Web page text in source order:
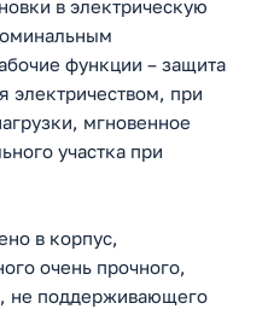
в электрическую
функции – защита
электричеством, при
мгновенное
участка при
в корпус,
очень прочного,
не поддерживающего